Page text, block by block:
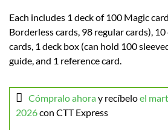
Each includes 1 deck of 100 Magic
Borderless cards, 98 regular cards),
cards, 1 deck box (can hold 100
guide, and 1 reference card.
Cómpralo ahoray recíbeloel
2026con CTT Express